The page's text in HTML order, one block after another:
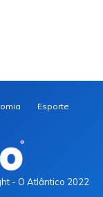
Esporte
- O Atlântico 2022